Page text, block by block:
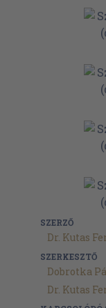
SZERZŐ
Dr. Kutas
SZERKESZTŐ
Dobrotka
Dr. Kutas